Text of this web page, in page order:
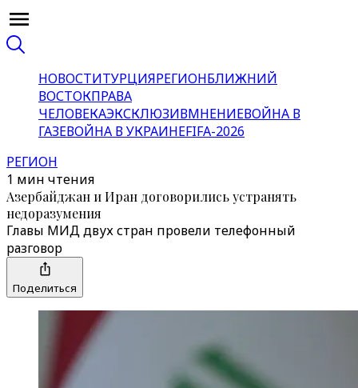
НОВОСТИТУРЦИЯРЕГИОНБЛИЖНИЙ
ВОСТОКПРАВА
ЧЕЛОВЕКАЭКСКЛЮЗИВМНЕНИЕВОЙНА В
ГАЗЕВОЙНА В УКРАИНЕFIFA-2026
РЕГИОН
1 мин чтения
Азербайджан и Иран договорились устранять
недоразумения
Главы МИД двух стран провели телефонный
разговор
Поделиться